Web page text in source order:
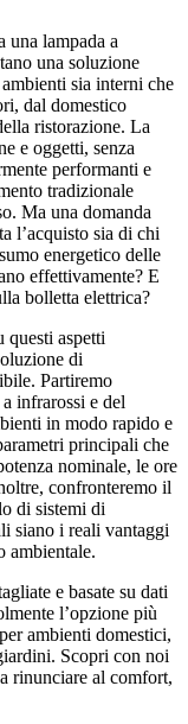
una lampada a
una soluzione
sia interni che
dal domestico
ristorazione. La
e oggetti, senza
performanti e
tradizionale
Ma una domanda
l’acquisto sia di chi
energetico delle
effettivamente? E
bolletta elettrica?
questi aspetti
di
Partiremo
infrarossi e del
in modo rapido e
principali che
nominale, le ore
confronteremo il
di sistemi di
siano i reali vantaggi
ambientale.
e basate su dati
l’opzione più
ambienti domestici,
Scopri con noi
rinunciare al comfort,